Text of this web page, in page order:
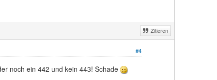
Zitieren
#4
noch ein 442 und kein 443! Schade